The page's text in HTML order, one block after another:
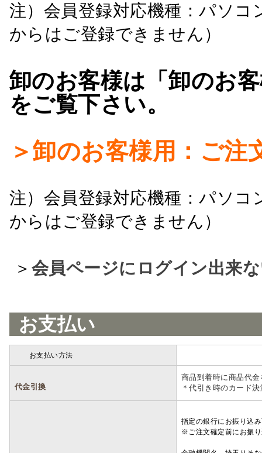
注）会員登録対応機種：パソ
からはご登録できません）
卸のお客様は「卸のお
をご覧下さい。
＞卸のお客様用：ご注
注）会員登録対応機種：パソ
からはご登録できません）
＞ 会員ページにログイン出来
お支払い
お支払い方法
代金引換
商品到着時に商品代
＊代引き時のカード
指定の銀行にお振り込
※ご注文確定前にお振